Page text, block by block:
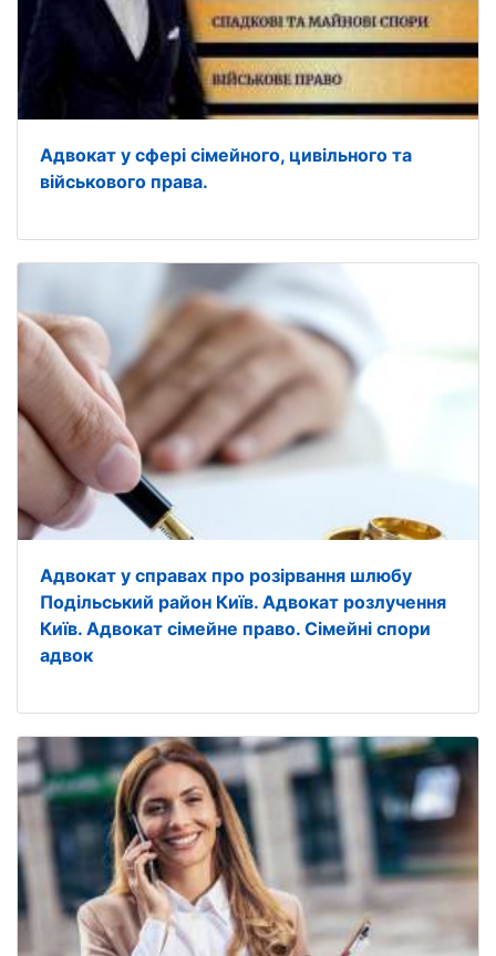
Адвокат у сфері сімейного, цивільного та
військового права.
Адвокат у справах про розірвання шлюбу
Подільський район Київ. Адвокат розлучення
Київ. Адвокат сімейне право. Сімейні спори
адвок